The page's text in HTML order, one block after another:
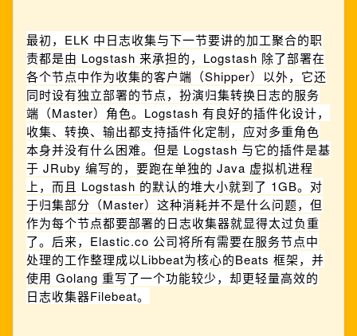
最初，ELK 中日志收集与下一节要讲的加工聚合的职
责都是由 Logstash 来承担的，Logstash 除了部署在
各个节点中作为收集的客户端（Shipper）以外，它还
同时设有独立部署的节点，扮演归集转换日志的服务
端（Master）角色。Logstash 有良好的插件化设计，
收集、转换、输出都支持插件化定制，应对多重角色
本身并没有什么困难。但是 Logstash 与它的插件是基
于 JRuby 编写的，要跑在单独的 Java 虚拟机进程
上，而且 Logstash 的默认的堆大小就到了 1GB。对
于归集部分（Master）这种消耗并不是什么问题，但
作为每个节点都要部署的日志收集器就显得太过负重
了。后来，Elastic.co 公司将所有需要在服务节点中
处理的工作整理成以Libbeat为核心的Beats 框架，并
使用 Golang 重写了一个功能较少，却更轻量高效的
日志收集器Filebeat。